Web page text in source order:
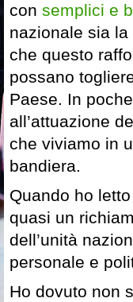
con semplici e
nazionale sia
che questo
possano
Paese. In
all’attuazione
che viviamo in
bandiera.
Quando ho
quasi un
dell’unità
personale e
Ho dovuto non